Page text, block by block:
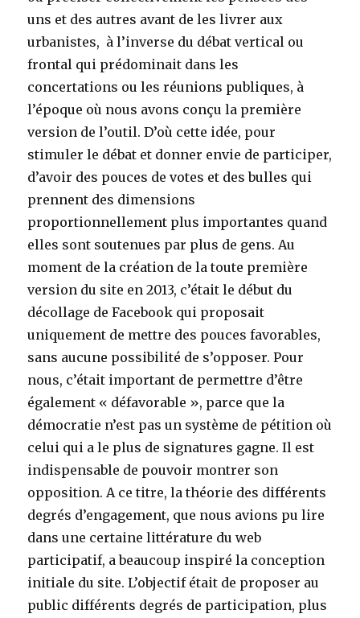
uns et des autres avant de les livrer aux
urbanistes, à l’inverse du débat vertical ou
frontal qui prédominait dans les
concertations ou les réunions publiques, à
l’époque où nous avons conçu la première
version de l’outil. D’où cette idée, pour
stimuler le débat et donner envie de participer,
d’avoir des pouces de votes et des bulles qui
prennent des dimensions
proportionnellement plus importantes quand
elles sont soutenues par plus de gens. Au
moment de la création de la toute première
version du site en 2013, c’était le début du
décollage de Facebook qui proposait
uniquement de mettre des pouces favorables,
sans aucune possibilité de s’opposer. Pour
nous, c’était important de permettre d’être
également « défavorable », parce que la
démocratie n’est pas un système de pétition où
celui qui a le plus de signatures gagne. Il est
indispensable de pouvoir montrer son
opposition. A ce titre, la théorie des différents
degrés d’engagement, que nous avions pu lire
dans une certaine littérature du web
participatif, a beaucoup inspiré la conception
initiale du site. L’objectif était de proposer au
public différents degrés de participation, plus